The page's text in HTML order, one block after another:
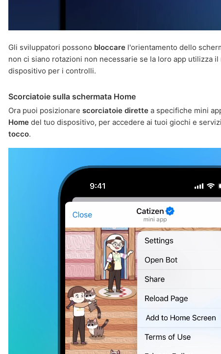
Gli sviluppatori possono bloccare l'orientamento dello
non ci siano rotazioni non necessarie se la loro app utilizza
dispositivo per i controlli.
Scorciatoie sulla schermata Home
Ora puoi posizionare scorciatoie dirette a specifiche mini
Home del tuo dispositivo, per accedere ai tuoi giochi e
tocco.